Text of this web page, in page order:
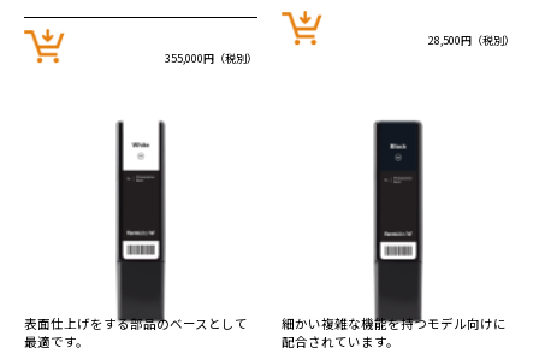
355,000円（税別）
28,500円（税別）
表面仕上げをする部品のベースとして
最適です。
細かい複雑な機能を持つモデル向けに
配合されています。